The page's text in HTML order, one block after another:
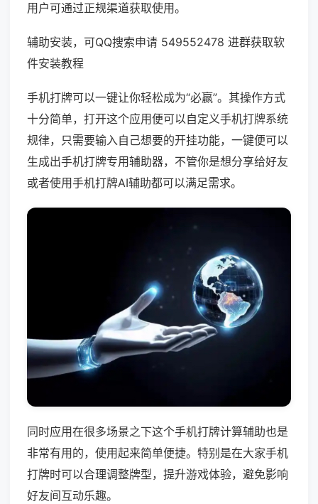
用户可通过正规渠道获取使用。
辅助安装，可QQ搜索申请 549552478 进群获取软
件安装教程
手机打牌可以一键让你轻松成为“必赢”。其操作方式
十分简单，打开这个应用便可以自定义手机打牌系统
规律，只需要输入自己想要的开挂功能，一键便可以
生成出手机打牌专用辅助器，不管你是想分享给好友
或者使用手机打牌AI辅助都可以满足需求。
同时应用在很多场景之下这个手机打牌计算辅助也是
非常有用的，使用起来简单便捷。特别是在大家手机
打牌时可以合理调整牌型，提升游戏体验，避免影响
好友间互动乐趣。